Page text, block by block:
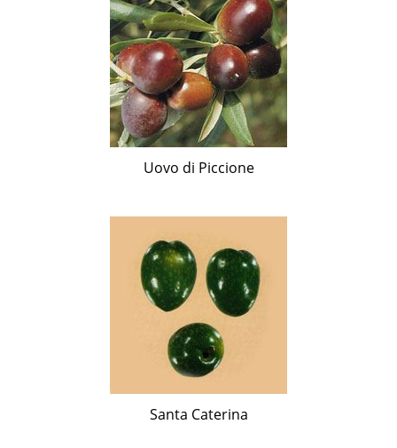
Uovo di Piccione
Santa Caterina